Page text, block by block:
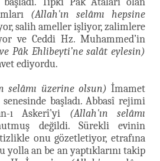
(Allah'ın selâmı hepsine
salih ameller işliyor, zalimlere
ve Ceddi Hz. Muhammed’in
Pâk Ehlibeyti’ne salât eylesin)
ediyordu.
selâmı üzerine olsun) İmamet
başladı. Abbasî rejimi
ı Askerî’yi (Allah'ın selâmı
değildi. Sürekli evinin
onu gözetletiyor, etrafına
yolla an be an yaptıklarını takip